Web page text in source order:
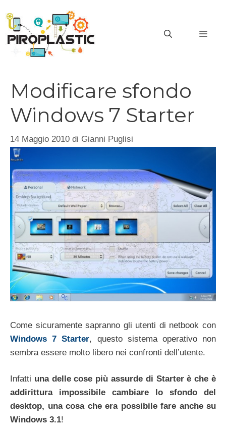
contenuto
Modificare sfondo
Windows 7 Starter
14 Maggio 2010 di Gianni Puglisi
Come sicuramente sapranno gli utenti di netbook con
Windows 7 Starter, questo sistema operativo non
sembra essere molto libero nei confronti dell’utente.
Infatti una delle cose più assurde di Starter è che è
addirittura impossibile cambiare lo sfondo del
desktop, una cosa che era possibile fare anche su
Windows 3.1!